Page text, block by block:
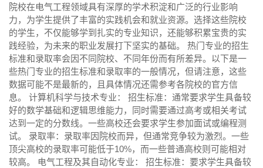
院校在电气工程领域具有深厚的学术积淀和广泛的行业影响
力，为学生提供了丰富的实践机会和就业资源。选择这些院校
的学生，不仅能够学到扎实的专业知识，还能够积累宝贵的实
践经验，为未来的职业发展打下坚实的基础。 热门专业的招生
标准和录取率会因不同院校、不同年份而有所差异。以下是一
些热门专业的招生标准和录取率的一般情况，但请注意，这些
数据可能不是最新的，且具体情况还需参考各院校的官方信
息。 计算机科学与技术专业： 招生标准：通常要求学生具备较
好的数学基础和逻辑思维能力，同时需要通过高考或相关考试
达到一定的分数线。一些高校还会要求学生参加面试或编程测
试。 录取率：录取率因院校而异，但通常竞争较为激烈。一些
顶尖高校的录取率可能低于10%，而一些普通高校则可能相对
较高。 电气工程及其自动化专业： 招生标准：要求学生具备较